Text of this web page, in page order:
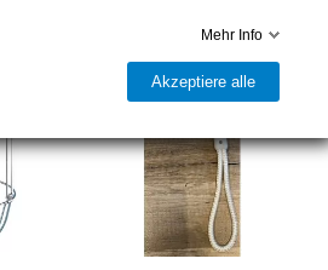
Mehr Info
Akzeptiere alle